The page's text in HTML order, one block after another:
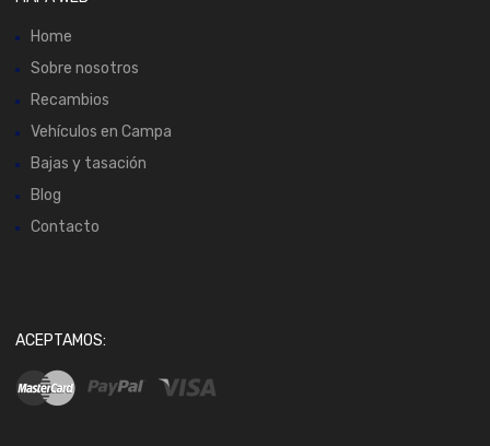
Home
Sobre nosotros
Recambios
Vehículos en Campa
Bajas y tasación
Blog
Contacto
ACEPTAMOS: